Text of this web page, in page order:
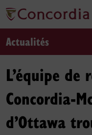
Actualités
L’équipe de
Concordia-
d’Ottawa